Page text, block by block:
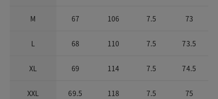
M 67 106 7.5 73
L 68 110 7.5 73.5
XL 69 114 7.5 74.5
XXL 69.5 118 7.5 75